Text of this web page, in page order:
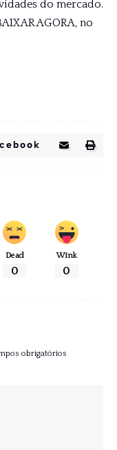
do mercado.
AGORA, no
Dead
0
Wink
0
obrigatórios